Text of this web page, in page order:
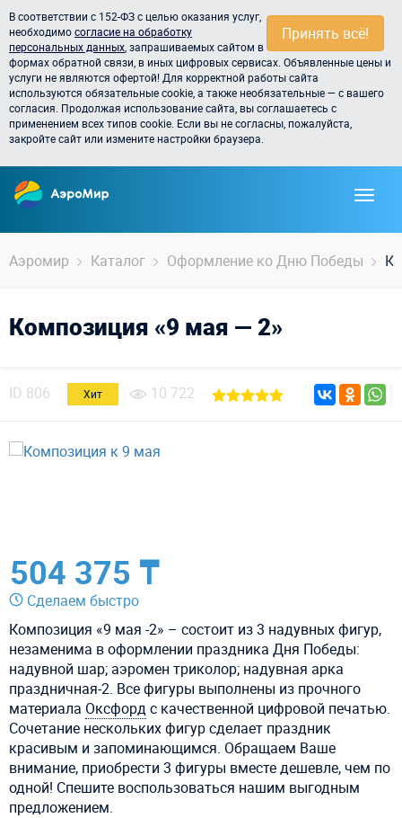
Принять всё!
В соответствии с 152-ФЗ с целью оказания услуг,
необходимосогласие на обработку
персональных данных , запрашиваемых сайтом в
формах обратной связи, в иных цифровых сервисах. Объявленные цены и
услуги не являются офертой! Для корректной работы сайта
используются обязательные cookie, а также необязательные — с вашего
согласия. Продолжая использование сайта, вы соглашаетесь с
применением всех типов cookie. Если вы не согласны, пожалуйста,
закройте сайт или измените настройки браузера.
Аэромир Каталог Оформление ко Дню Победы
Композиция «9 мая — 2»
ID 806 Хит 10 722
504 375 ₸
Сделаем быстро
Композиция «9 мая -2» – состоит из 3 надувных фигур,
незаменима в оформлении праздника Дня Победы:
надувной шар; аэромен триколор; надувная арка
праздничная-2. Все фигуры выполнены из прочного
материала Оксфордс качественной цифровой печатью.
Сочетание нескольких фигур сделает праздник
красивым и запоминающимся. Обращаем Ваше
внимание, приобрести 3 фигуры вместе дешевле, чем по
одной! Спешите воспользоваться нашим выгодным
предложением.